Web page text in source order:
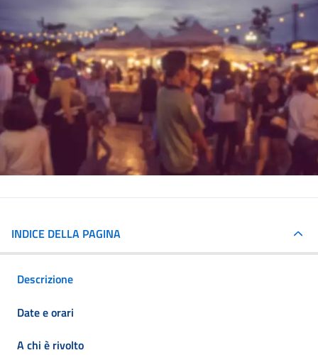
INDICE DELLA PAGINA
Descrizione
Date e orari
A chi è rivolto